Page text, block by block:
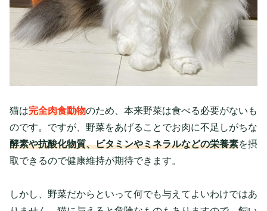
猫は完全肉食動物のため、本来野菜は食べる必要がないも
のです。ですが、野菜をあげることでお肉に不足しがちな
酵素や抗酸化物質、ビタミンやミネラルなどの栄養素を摂
取できるので健康維持が期待できます。
しかし、野菜だからといって何でも与えてよいわけではあ